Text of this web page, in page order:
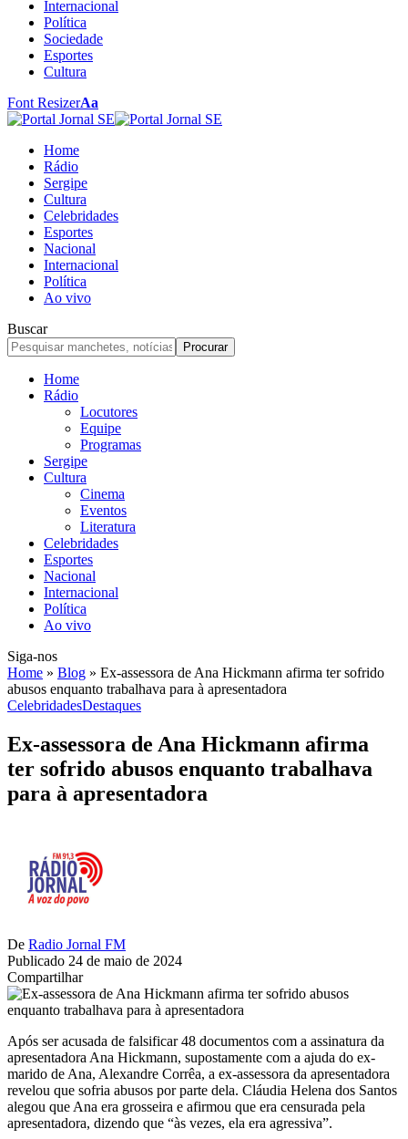
Internacional
Política
Sociedade
Esportes
Cultura
Font ResizerAa
Home
Rádio
Sergipe
Cultura
Celebridades
Esportes
Nacional
Internacional
Política
Ao vivo
Buscar
Home
Rádio
Locutores
Equipe
Programas
Sergipe
Cultura
Cinema
Eventos
Literatura
Celebridades
Esportes
Nacional
Internacional
Política
Ao vivo
Siga-nos
Home » Blog » Ex-assessora de Ana Hickmann afirma ter sofrido
abusos enquanto trabalhava para à apresentadora
CelebridadesDestaques
Ex-assessora de Ana Hickmann afirma
ter sofrido abusos enquanto trabalhava
para à apresentadora
De Radio Jornal FM
Publicado 24 de maio de 2024
Compartilhar
Após ser acusada de falsificar 48 documentos com a assinatura da
apresentadora Ana Hickmann, supostamente com a ajuda do ex-
marido de Ana, Alexandre Corrêa, a ex-assessora da apresentadora
revelou que sofria abusos por parte dela. Cláudia Helena dos Santos
alegou que Ana era grosseira e afirmou que era censurada pela
apresentadora, dizendo que “às vezes, ela era agressiva”.